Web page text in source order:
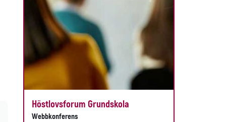
Höstlovsforum Grundskola
Webbkonferens